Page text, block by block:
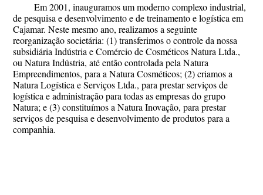
Em 2001, inauguramos um moderno complexo industrial,
de pesquisa e desenvolvimento e de treinamento e logística em
Cajamar. Neste mesmo ano, realizamos a seguinte
reorganização societária: (1) transferimos o controle da nossa
subsidiária Indústria e Comércio de Cosméticos Natura Ltda.,
ou Natura Indústria, até então controlada pela Natura
Empreendimentos, para a Natura Cosméticos; (2) criamos a
Natura Logística e Serviços Ltda., para prestar serviços de
logística e administração para todas as empresas do grupo
Natura; e (3) constituímos a Natura Inovação, para prestar
serviços de pesquisa e desenvolvimento de produtos para a
companhia.